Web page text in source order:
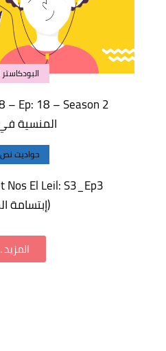
البودكاستر
المنسية
حواديت نص
El Leil: S3_Ep3
(إبتسامة
المزيد